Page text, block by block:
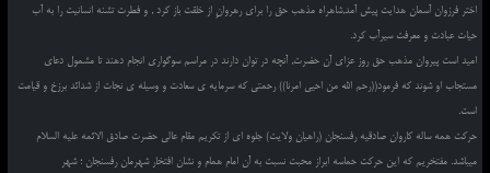
اختر فرزوان آسمان هدایت پیش آمد,شاهراه مذهب حق را برای رهروانِ از خلقت باز کرد , و فطرت تشنه انسانیت را به آب
حیات عبادت و معرفت سیرآب کرد.
امید است پیروان مذهب حق روز عزای آن حضرت, آنچه در توان دارند در مراسم سوگواری انجام دهند تا مشمول دعای
مستجاب او شوند که فرمود((رحم الله من احیی امرنا)) رحمتی که سرمایه ی سعادت و وسیله ی نجات از شدائد برزخ و قیامت
است.
حرکت همه ساله کاروان صادقیه رفسنجان (راهیان ولایت) جلوه ای از تکریم مقام عالی حضرت صادق الائمه علیه السلام
میباشد. مفتخریم که این حرکت حماسه ابراز محبت نسبت به آن امام همام و نشان افتخار شهرمان رفسنجان ؛ شهر